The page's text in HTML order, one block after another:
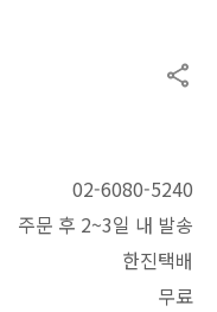
02-6080-5240
주문 후 2~3일 내 발송
한진택배
무료